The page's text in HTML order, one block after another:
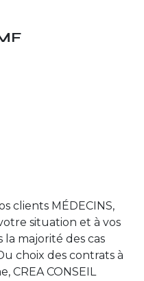
clients MÉDECINS,
situation et à vos
la majorité des cas
choix des contrats à
CREA CONSEIL